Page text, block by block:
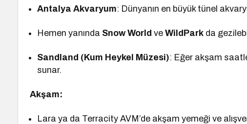
Antalya Akvaryum: Dünyanın en büyük tünel
Hemen yanında Snow World veWildPark da
Sandland (Kum Heykel Müzesi): Eğer akşam
sunar.
Akşam:
Lara ya da Terracity AVM’de akşam yemeği ve